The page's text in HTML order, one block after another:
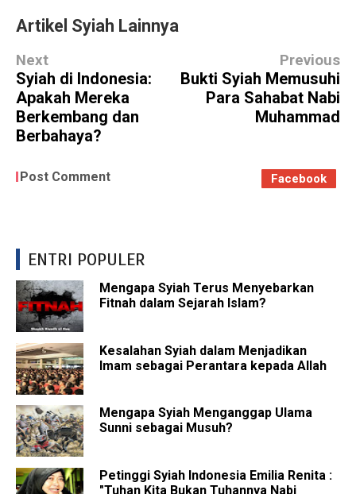
Artikel Syiah Lainnya
Next
Syiah di Indonesia:
Apakah Mereka
Berkembang dan
Berbahaya?
Previous
Bukti Syiah Memusuhi
Para Sahabat Nabi
Muhammad
Post Comment Facebook
ENTRI POPULER
Mengapa Syiah Terus Menyebarkan
Fitnah dalam Sejarah Islam?
Kesalahan Syiah dalam Menjadikan
Imam sebagai Perantara kepada Allah
Mengapa Syiah Menganggap Ulama
Sunni sebagai Musuh?
Petinggi Syiah Indonesia Emilia Renita :
"Tuhan Kita Bukan Tuhannya Nabi